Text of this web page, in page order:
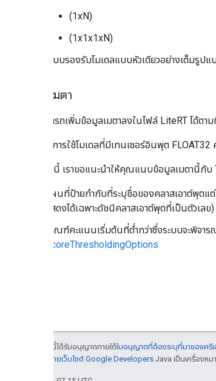
(1xN)
(1x1x1xN)
ระบบรองรับโมเดลแบบหัวเดียวอย่างเต็มรู
ข้อมูลเมตา
คุณสามารถเพิ่มข้อมูลเมตาลงในไฟล์ LiteRT ได้ตาม
หากต้องการใช้โมเดลที่มีเทนเซอร์อินพุต
นอกจากนี้ เราขอแนะนำให้คุณแนบข้อมูลเมตานี้กั
แผนที่ป้ายกำกับที่ระบุชื่อของคลาสเอาต์พุตแ
แสดงได้เฉพาะดัชนีคลาสเอาต์พุตที่เป็นตัวเลข)
เกณฑ์คะแนนเริ่มต้นที่ต่ำกว่าซึ่งระบบจะพิจา
ScoreThresholdingOptions
เนื้อหาของหน้าเว็บนี้ได้รับอนุญาตภายใต้ใบอนุญาตที่ต้องระบุที่มาของค
นโยบายเว็บไซต์ Google Developers Java เป็นเครื่องห